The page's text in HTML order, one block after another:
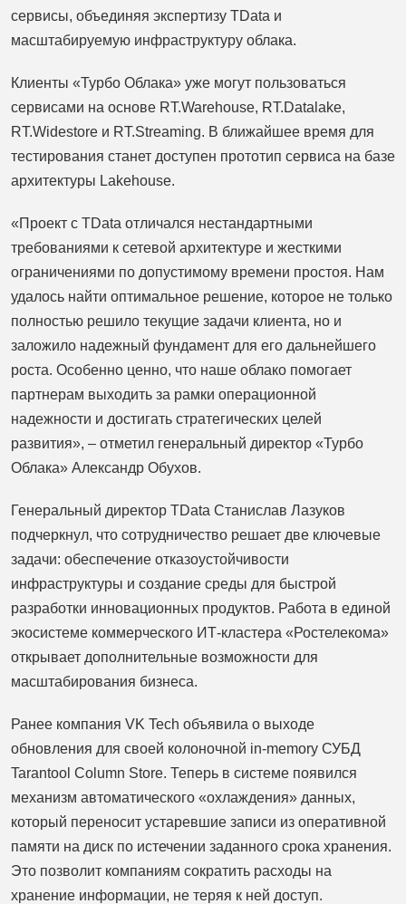
сервисы, объединяя экспертизу TData и
масштабируемую инфраструктуру облака.
Клиенты «Турбо Облака» уже могут пользоваться
сервисами на основе RT.Warehouse, RT.Datalake,
RT.Widestore и RT.Streaming. В ближайшее время для
тестирования станет доступен прототип сервиса на базе
архитектуры Lakehouse.
«Проект с TData отличался нестандартными
требованиями к сетевой архитектуре и жесткими
ограничениями по допустимому времени простоя. Нам
удалось найти оптимальное решение, которое не только
полностью решило текущие задачи клиента, но и
заложило надежный фундамент для его дальнейшего
роста. Особенно ценно, что наше облако помогает
партнерам выходить за рамки операционной
надежности и достигать стратегических целей
развития», – отметил генеральный директор «Турбо
Облака» Александр Обухов.
Генеральный директор TData Станислав Лазуков
подчеркнул, что сотрудничество решает две ключевые
задачи: обеспечение отказоустойчивости
инфраструктуры и создание среды для быстрой
разработки инновационных продуктов. Работа в единой
экосистеме коммерческого ИТ-кластера «Ростелекома»
открывает дополнительные возможности для
масштабирования бизнеса.
Ранее компания VK Tech объявила о выходе
обновления для своей колоночной in-memory СУБД
Tarantool Column Store. Теперь в системе появился
механизм автоматического «охлаждения» данных,
который переносит устаревшие записи из оперативной
памяти на диск по истечении заданного срока хранения.
Это позволит компаниям сократить расходы на
хранение информации, не теряя к ней доступ.